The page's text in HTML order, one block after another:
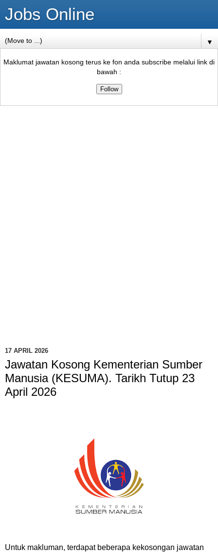
Jobs Online
▼
Maklumat jawatan kosong terus ke fon anda subscribe melalui link di
bawah :
17 APRIL 2026
Jawatan Kosong Kementerian Sumber
Manusia (KESUMA). Tarikh Tutup 23
April 2026
Untuk makluman, terdapat beberapa kekosongan jawatan